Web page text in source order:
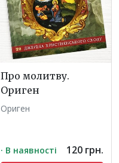
Про молитву.
Ориген
Ориген
· В наявності
120 грн.